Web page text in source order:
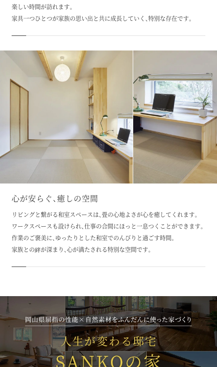
楽しい時間が訪れます。
家具一つひとつが家族の思い出と共に成長していく、特別な存在です。
心が安らぐ、癒しの空間
リビングと繋がる和室スペースは、畳の心地よさが心を癒してくれます。
ワークスペースも設けられ、仕事の合間にほっと一息つくことができます。
作業のご褒美に、ゆったりとした和室でのんびりと過ごす時間。
家族との絆が深まり、心が満たされる特別な空間です。